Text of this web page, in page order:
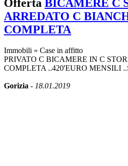
Offerta BICAMERE C
ARREDATO C
COMPLETA
Immobili » Case in affitto
PRIVATO C BICAMERE IN C
COMPLETA ..420'EURO MENSILI
Gorizia - 18.01.2019